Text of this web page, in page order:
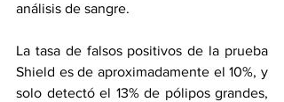
análisis de sangre.
La tasa de falsos positivos de la prueba
Shield es de aproximadamente el 10%, y
solo detectó el 13% de pólipos grandes,